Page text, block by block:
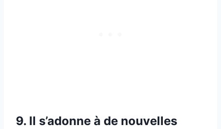
9. Il s’adonne à de nouvelles